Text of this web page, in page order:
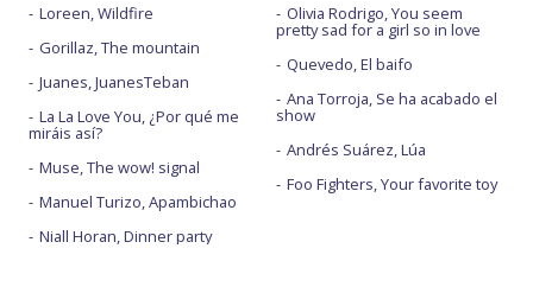
Loreen, Wildfire
Gorillaz, The mountain
Juanes, JuanesTeban
La La Love You, ¿Por qué me
miráis así?
Muse, The wow! signal
Manuel Turizo, Apambichao
Niall Horan, Dinner party
Olivia Rodrigo, You seem
pretty sad for a girl so in love
Quevedo, El baifo
Ana Torroja, Se ha acabado el
show
Andrés Suárez, Lúa
Foo Fighters, Your favorite toy